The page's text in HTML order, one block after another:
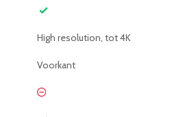
High resolution, tot 4K
Voorkant